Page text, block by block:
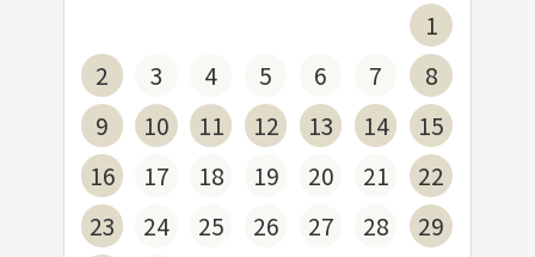
1
2
3 4 5 6 7
8
9
10 11 12 13 14
15
16
17 18 19 20 21
22
23
24 25 26 27 28
29